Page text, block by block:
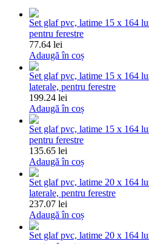
Set glaf pvc, latime 15 x 164
pentru ferestre
77.64 lei
Adaugă în coș
Set glaf pvc, latime 15 x 164
laterale, pentru ferestre
199.24 lei
Adaugă în coș
Set glaf pvc, latime 15 x 164
pentru ferestre
135.65 lei
Adaugă în coș
Set glaf pvc, latime 20 x 164
laterale, pentru ferestre
237.07 lei
Adaugă în coș
Set glaf pvc, latime 20 x 164